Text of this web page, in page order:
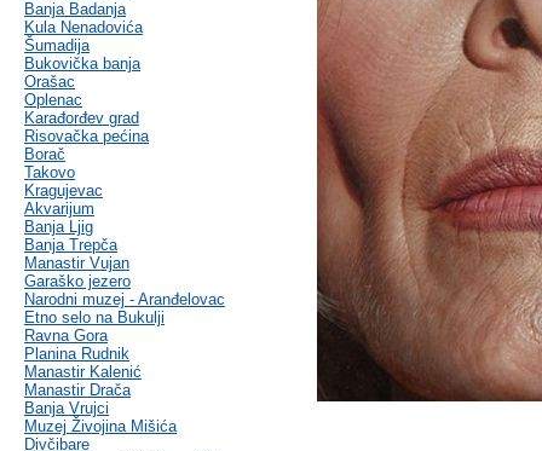
Banja Badanja
Kula Nenadovića
Šumadija
Bukovička banja
Orašac
Oplenac
Karađorđev grad
Risovačka pećina
Borač
Takovo
Kragujevac
Akvarijum
Banja Ljig
Banja Trepča
Manastir Vujan
Garaško jezero
Narodni muzej - Aranđelovac
Etno selo na Bukulji
Ravna Gora
Planina Rudnik
Manastir Kalenić
Manastir Drača
Banja Vrujci
Muzej Živojina Mišića
Divčibare